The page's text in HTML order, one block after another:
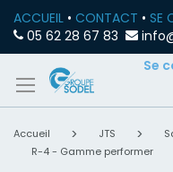
ACCUEIL • CONTACT • SE
05 62 28 67 83
Se
Accueil JTS
R-4 - Gamme performer